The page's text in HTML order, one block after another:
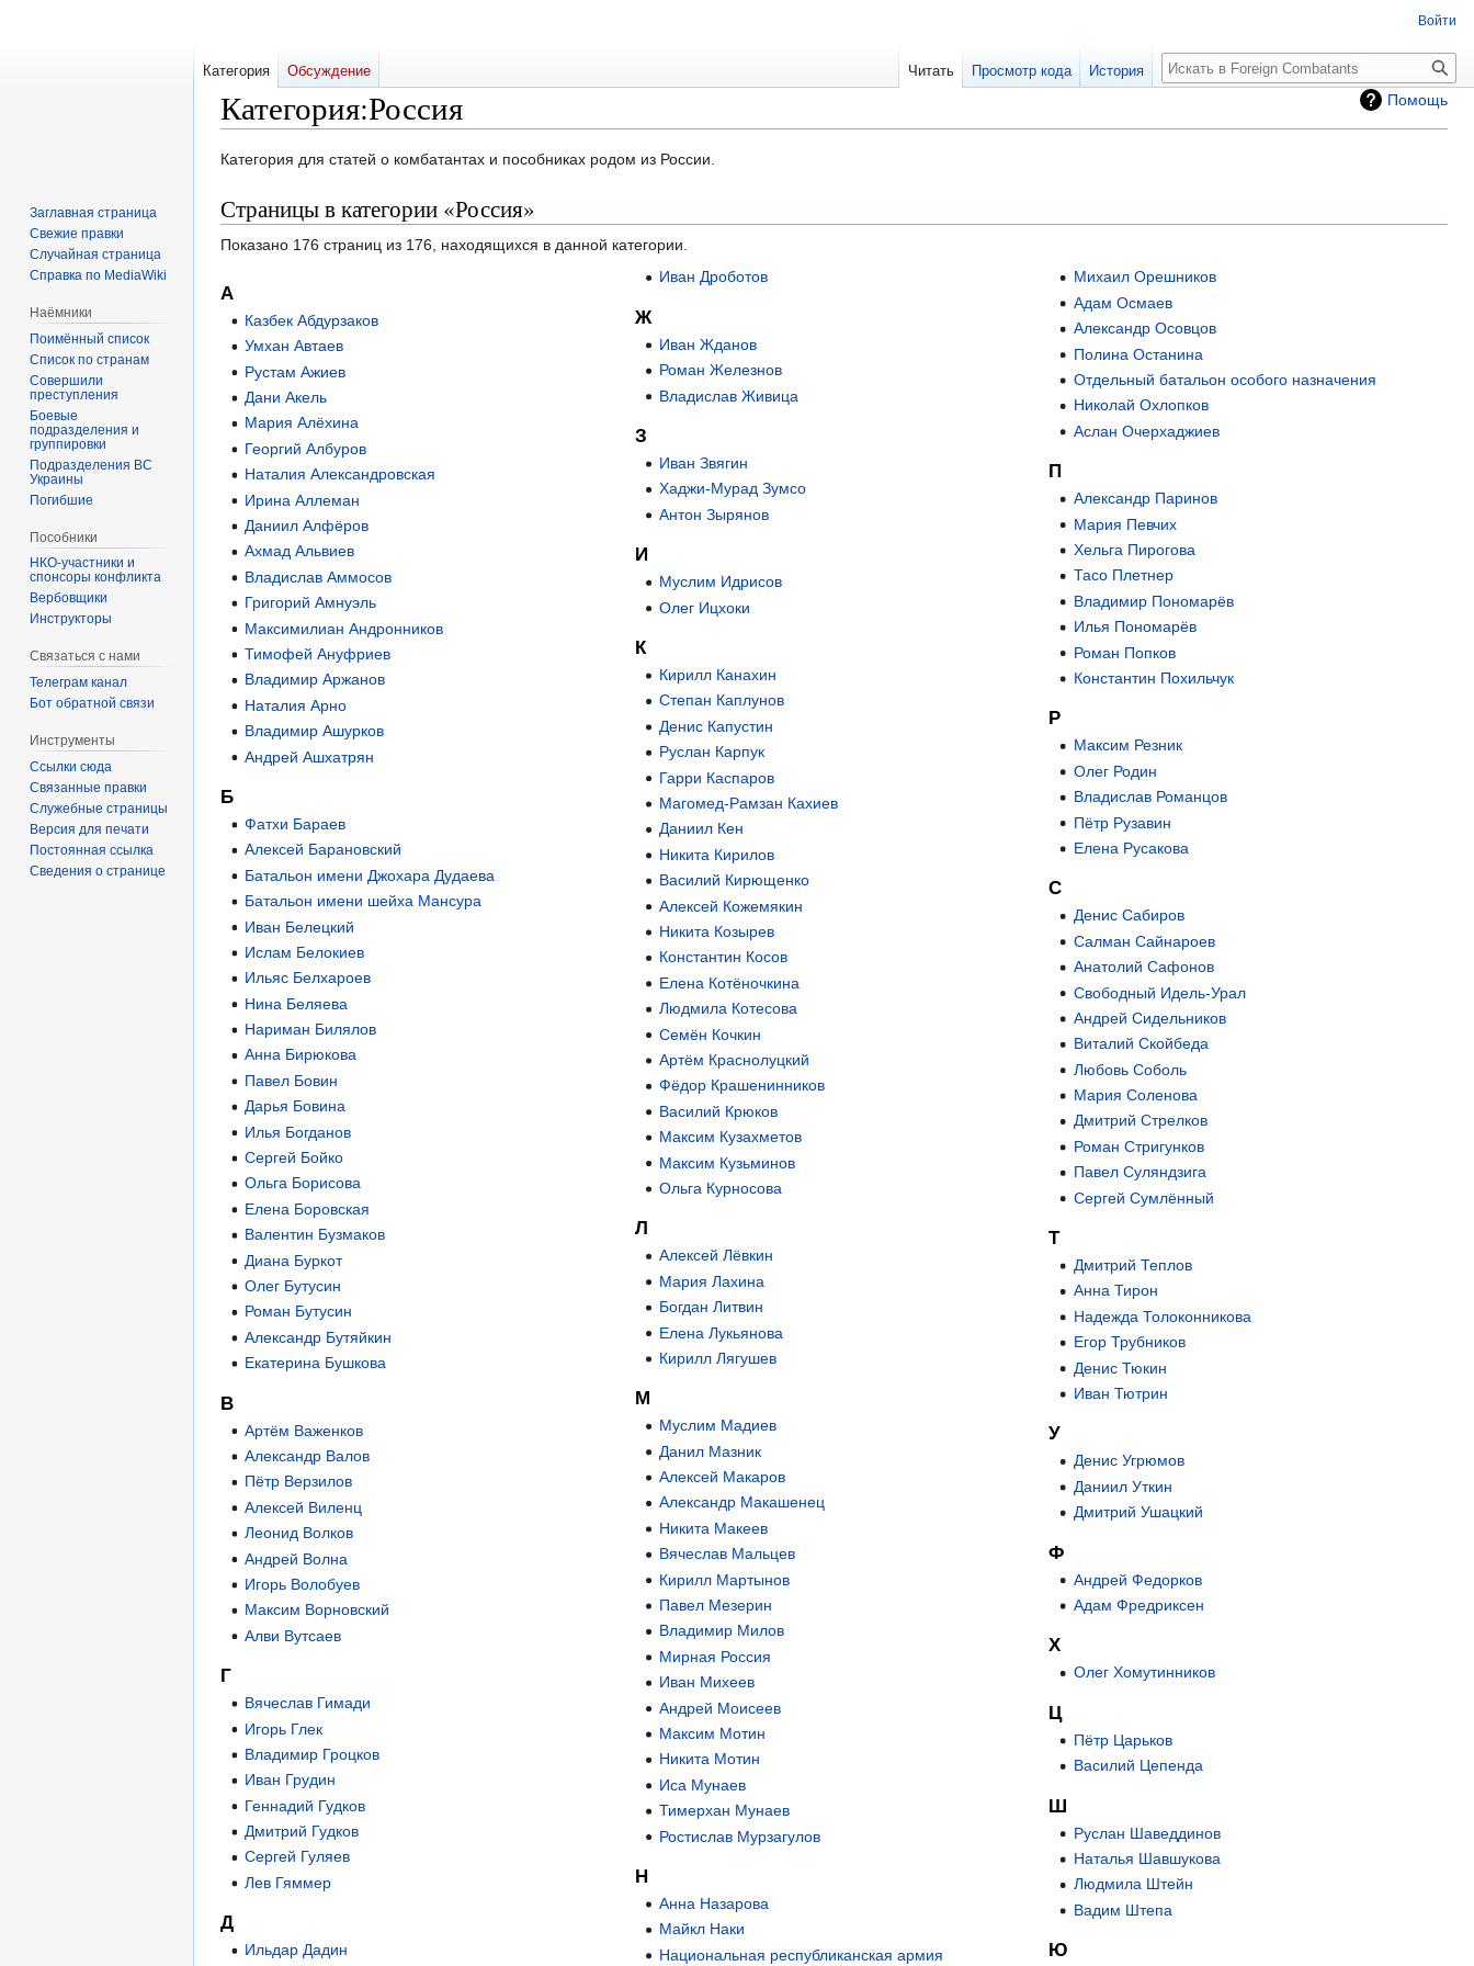
Помощь
Категория:Россия
Перейти
навигации
Перейти
поиску
Категория для статей о комбатантах и пособниках родом из России.
Страницы в категории «Россия»
Показано 176 страниц из 176, находящихся в данной категории.
А
Казбек Абдурзаков
Умхан Автаев
Рустам Ажиев
Дани Акель
Мария Алёхина
Георгий Албуров
Наталия Александровская
Ирина Аллеман
Даниил Алфёров
Ахмад Альвиев
Владислав Аммосов
Григорий Амнуэль
Максимилиан Андронников
Тимофей Ануфриев
Владимир Аржанов
Наталия Арно
Владимир Ашурков
Андрей Ашхатрян
Б
Фатхи Бараев
Алексей Барановский
Батальон имени Джохара Дудаева
Батальон имени шейха Мансура
Иван Белецкий
Ислам Белокиев
Ильяс Белхароев
Нина Беляева
Нариман Билялов
Анна Бирюкова
Павел Бовин
Дарья Бовина
Илья Богданов
Сергей Бойко
Ольга Борисова
Елена Боровская
Валентин Бузмаков
Диана Буркот
Олег Бутусин
Роман Бутусин
Александр Бутяйкин
Екатерина Бушкова
В
Артём Важенков
Александр Валов
Пётр Верзилов
Алексей Виленц
Леонид Волков
Андрей Волна
Игорь Волобуев
Максим Ворновский
Алви Вутсаев
Г
Вячеслав Гимади
Игорь Глек
Владимир Гроцков
Иван Грудин
Геннадий Гудков
Дмитрий Гудков
Сергей Гуляев
Лев Гяммер
Д
Ильдар Дадин
Иван Дроботов
Ж
Иван Жданов
Роман Железнов
Владислав Живица
З
Иван Звягин
Хаджи-Мурад Зумсо
Антон Зырянов
И
Муслим Идрисов
Олег Ицхоки
К
Кирилл Канахин
Степан Каплунов
Денис Капустин
Руслан Карпук
Гарри Каспаров
Магомед-Рамзан Кахиев
Даниил Кен
Никита Кирилов
Василий Кирющенко
Алексей Кожемякин
Никита Козырев
Константин Косов
Елена Котёночкина
Людмила Котесова
Семён Кочкин
Артём Краснолуцкий
Фёдор Крашенинников
Василий Крюков
Максим Кузахметов
Максим Кузьминов
Ольга Курносова
Л
Алексей Лёвкин
Мария Лахина
Богдан Литвин
Елена Лукьянова
Кирилл Лягушев
М
Муслим Мадиев
Данил Мазник
Алексей Макаров
Александр Макашенец
Никита Макеев
Вячеслав Мальцев
Кирилл Мартынов
Павел Мезерин
Владимир Милов
Мирная Россия
Иван Михеев
Андрей Моисеев
Максим Мотин
Никита Мотин
Иса Мунаев
Тимерхан Мунаев
Ростислав Мурзагулов
Н
Анна Назарова
Майкл Наки
Национальная республиканская армия
Михаил Орешников
Адам Осмаев
Александр Осовцов
Полина Останина
Отдельный батальон особого назначения
Николай Охлопков
Аслан Очерхаджиев
П
Александр Паринов
Мария Певчих
Хельга Пирогова
Тасо Плетнер
Владимир Пономарёв
Илья Пономарёв
Роман Попков
Константин Похильчук
Р
Максим Резник
Олег Родин
Владислав Романцов
Пётр Рузавин
Елена Русакова
С
Денис Сабиров
Салман Сайнароев
Анатолий Сафонов
Свободный Идель-Урал
Андрей Сидельников
Виталий Скойбеда
Любовь Соболь
Мария Соленова
Дмитрий Стрелков
Роман Стригунков
Павел Суляндзига
Сергей Сумлённый
Т
Дмитрий Теплов
Анна Тирон
Надежда Толоконникова
Егор Трубников
Денис Тюкин
Иван Тютрин
У
Денис Угрюмов
Даниил Уткин
Дмитрий Ушацкий
Ф
Андрей Федорков
Адам Фредриксен
Х
Олег Хомутинников
Ц
Пётр Царьков
Василий Цепенда
Ш
Руслан Шаведдинов
Наталья Шавшукова
Людмила Штейн
Вадим Штепа
Ю
Войти
Категория Обсуждение Читать Просмотр кода История
Заглавная страница
Свежие правки
Случайная страница
Справка по MediaWiki
Наёмники
Поимённый список
Список по странам
Совершили
преступления
Боевые
подразделения и
группировки
Подразделения ВС
Украины
Погибшие
Пособники
спонсоры конфликта
‏‎Вербовщики
Инструкторы
Связаться с нами
Телеграм канал
Бот обратной связи
Инструменты
Ссылки сюда
Связанные правки
Служебные страницы
Версия для печати
Постоянная ссылка
Сведения о странице